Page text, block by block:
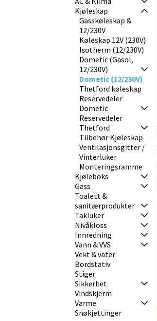
Kjøleskap
Gasskøleskap &
12/230V
Køleskap 12V (230V)
Isotherm (12/230V)
Dometic (Gasol,
12/230V)
Dometic (12/230V)
Thetford køleskap
Reservedeler
Dometic
Reservedeler
Thetford
Tilbehør Kjøleskap
Ventilasjonsgitter /
Vinterluker
Monteringsramme
Kjøleboks
Gass
Toalett &
sanitærprodukter
Takluker
Nivåkloss
Innredning
Vann & VVS
Vekt & vater
Bordstativ
Stiger
Sikkerhet
Vindskjerm
Varme
Snøkjettinger